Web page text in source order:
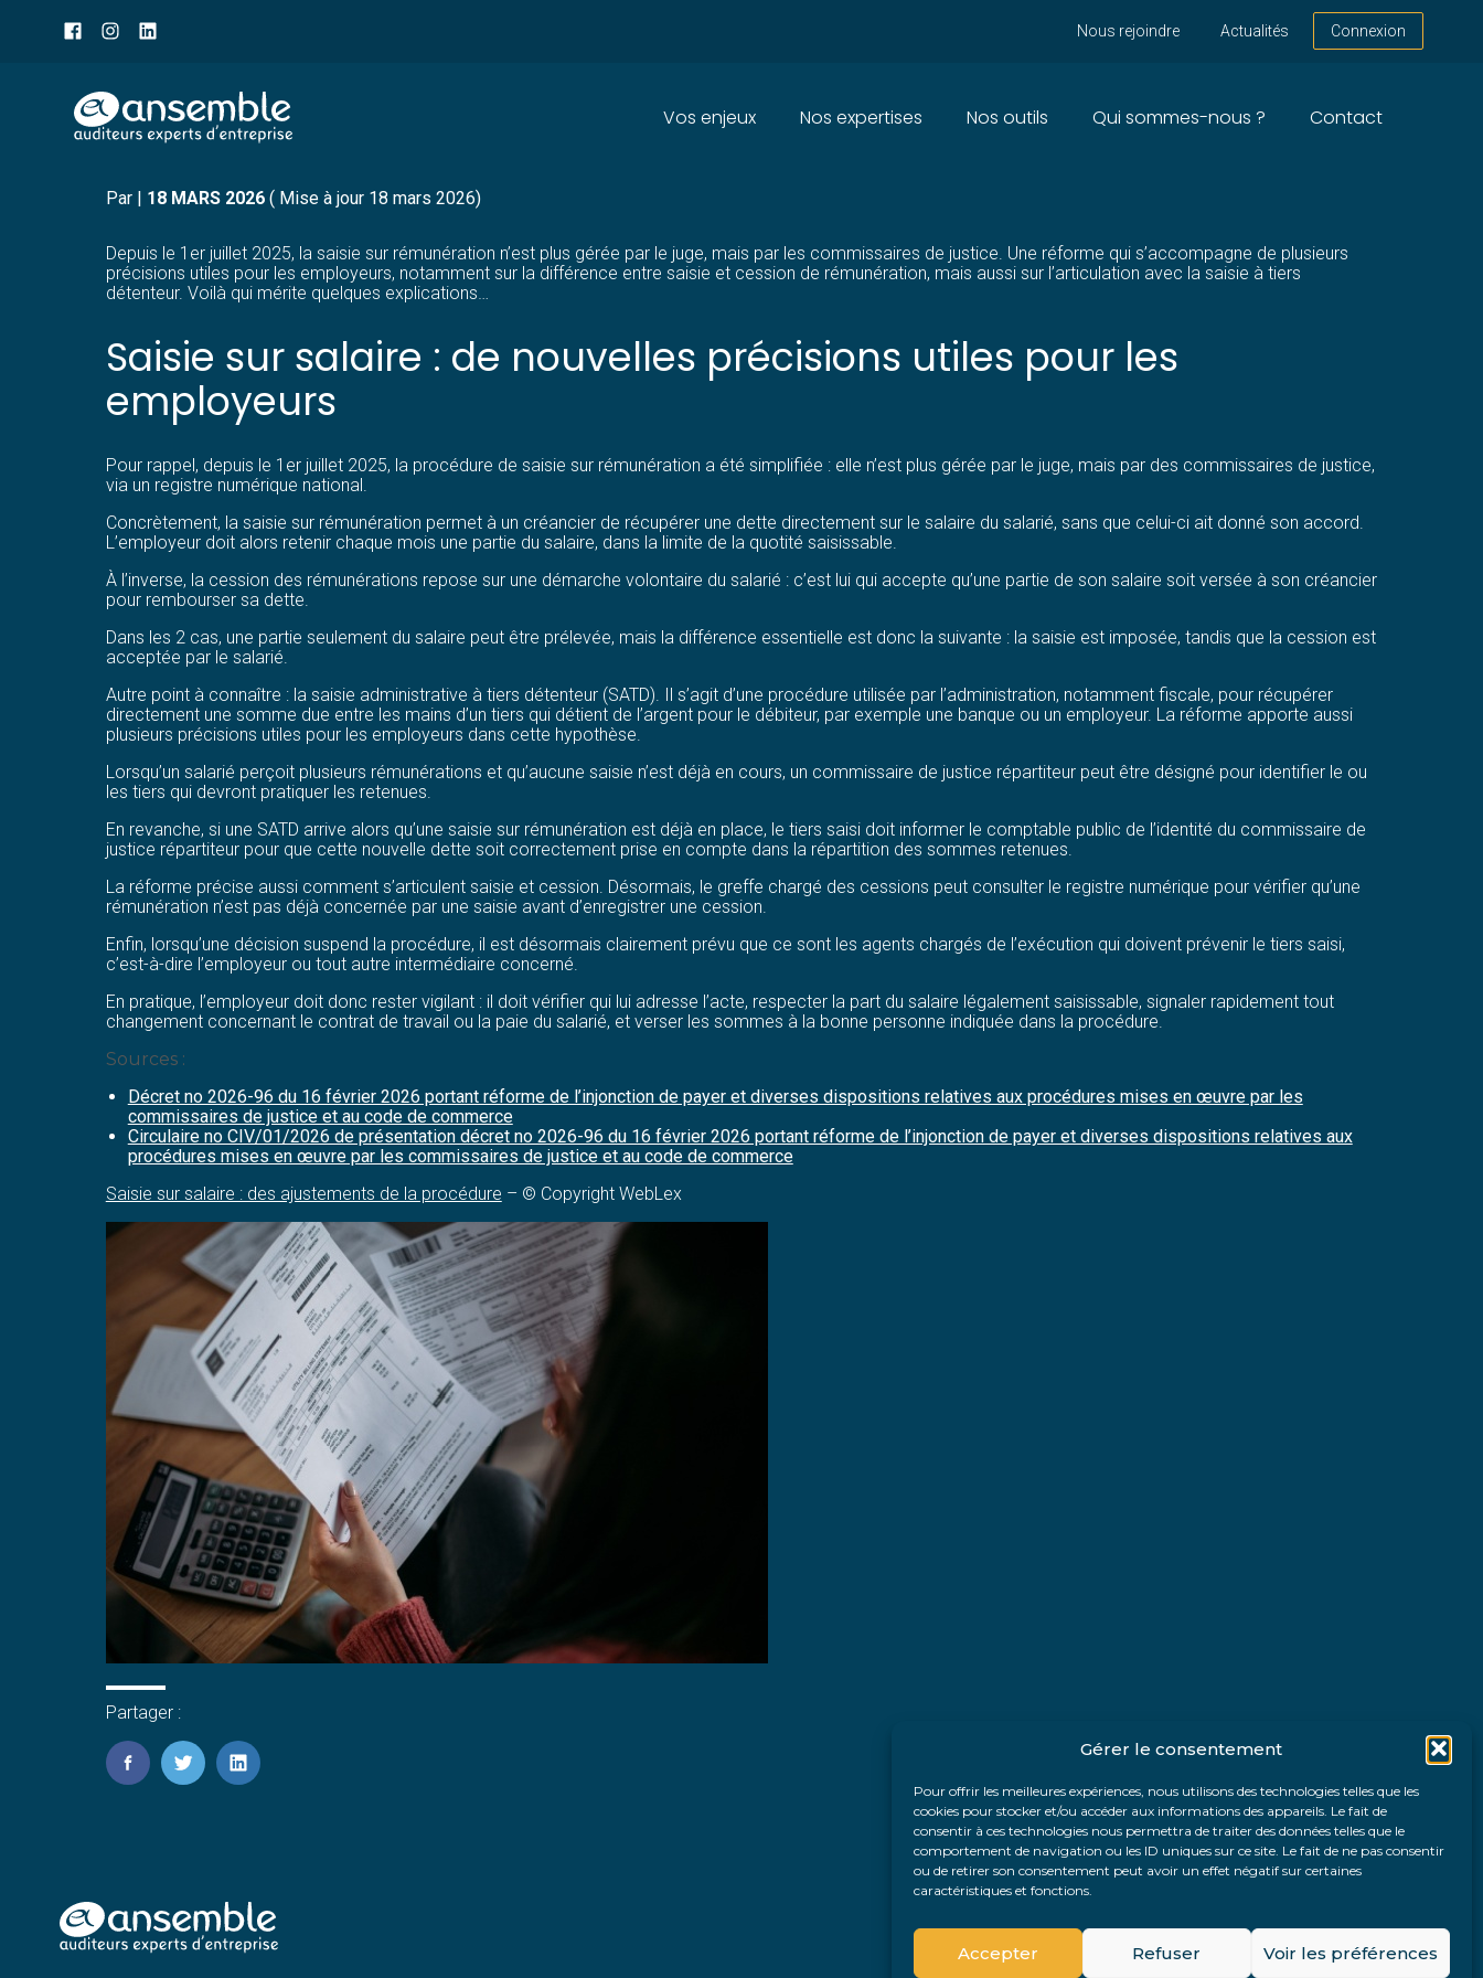
Gérer le consentement
Pour offrir les meilleures expériences, nous utilisons des technologies telles que les
cookies pour stocker et/ou accéder aux informations des appareils. Le fait de
consentir à ces technologies nous permettra de traiter des données telles que le
comportement de navigation ou les ID uniques sur ce site. Le fait de ne pas consentir
ou de retirer son consentement peut avoir un effet négatif sur certaines
caractéristiques et fonctions.
Accepter Refuser Voir les préférences
header
Nous rejoindre Actualités Connexion
Aller
au
Principal
Vos enjeux Nos expertises Nos outils Qui sommes-nous ? Contact
SAISIE SUR SALAIRE : DES AJUSTEMENTS DE LA PROCÉDURE
Par | 18 MARS 2026( Mise à jour 18 mars 2026)
Depuis le 1er juillet 2025, la saisie sur rémunération n’est plus gérée par le juge, mais par les commissaires de justice. Une réforme qui s’accompagne de plusieurs
précisions utiles pour les employeurs, notamment sur la différence entre saisie et cession de rémunération, mais aussi sur l’articulation avec la saisie à tiers
détenteur. Voilà qui mérite quelques explications…
Saisie sur salaire : de nouvelles précisions utiles pour les
employeurs
Pour rappel, depuis le 1er juillet 2025, la procédure de saisie sur rémunération a été simplifiée : elle n’est plus gérée par le juge, mais par des commissaires de justice,
via un registre numérique national.
Concrètement, la saisie sur rémunération permet à un créancier de récupérer une dette directement sur le salaire du salarié, sans que celui-ci ait donné son accord.
L’employeur doit alors retenir chaque mois une partie du salaire, dans la limite de la quotité saisissable.
À l’inverse, la cession des rémunérations repose sur une démarche volontaire du salarié : c’est lui qui accepte qu’une partie de son salaire soit versée à son créancier
pour rembourser sa dette.
Dans les 2 cas, une partie seulement du salaire peut être prélevée, mais la différence essentielle est donc la suivante : la saisie est imposée, tandis que la cession est
acceptée par le salarié.
Autre point à connaître : la saisie administrative à tiers détenteur (SATD). Il s’agit d’une procédure utilisée par l’administration, notamment fiscale, pour récupérer
directement une somme due entre les mains d’un tiers qui détient de l’argent pour le débiteur, par exemple une banque ou un employeur. La réforme apporte aussi
plusieurs précisions utiles pour les employeurs dans cette hypothèse.
Lorsqu’un salarié perçoit plusieurs rémunérations et qu’aucune saisie n’est déjà en cours, un commissaire de justice répartiteur peut être désigné pour identifier le ou
les tiers qui devront pratiquer les retenues.
En revanche, si une SATD arrive alors qu’une saisie sur rémunération est déjà en place, le tiers saisi doit informer le comptable public de l’identité du commissaire de
justice répartiteur pour que cette nouvelle dette soit correctement prise en compte dans la répartition des sommes retenues.
La réforme précise aussi comment s’articulent saisie et cession. Désormais, le greffe chargé des cessions peut consulter le registre numérique pour vérifier qu’une
rémunération n’est pas déjà concernée par une saisie avant d’enregistrer une cession.
Enfin, lorsqu’une décision suspend la procédure, il est désormais clairement prévu que ce sont les agents chargés de l’exécution qui doivent prévenir le tiers saisi,
c’est-à-dire l’employeur ou tout autre intermédiaire concerné.
En pratique, l’employeur doit donc rester vigilant : il doit vérifier qui lui adresse l’acte, respecter la part du salaire légalement saisissable, signaler rapidement tout
changement concernant le contrat de travail ou la paie du salarié, et verser les sommes à la bonne personne indiquée dans la procédure.
Sources :
Décret no 2026-96 du 16 février 2026 portant réforme de l’injonction de payer et diverses dispositions relatives aux procédures mises en œuvre par les
commissaires de justice et au code de commerce
Circulaire no CIV/01/2026 de présentation décret no 2026-96 du 16 février 2026 portant réforme de l’injonction de payer et diverses dispositions relatives aux
procédures mises en œuvre par les commissaires de justice et au code de commerce
Saisie sur salaire : des ajustements de la procédure – © Copyright WebLex
Partager :
FaceBook
TwitterLinkedIn